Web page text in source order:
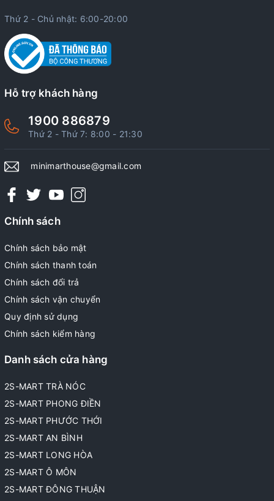
Thứ 2 - Chủ nhật: 6:00-20:00
Hỗ trợ khách hàng
1900 886879
Thứ 2 - Thứ 7: 8:00 - 21:30
minimarthouse@gmail.com
Chính sách
Chính sách bảo mật
Chính sách thanh toán
Chính sách đổi trả
Chính sách vận chuyển
Quy định sử dụng
Chính sách kiểm hàng
Danh sách cửa hàng
2S-MART TRÀ NÓC
2S-MART PHONG ĐIỀN
2S-MART PHƯỚC THỚI
2S-MART AN BÌNH
2S-MART LONG HÒA
2S-MART Ô MÔN
2S-MART ĐÔNG THUẬN